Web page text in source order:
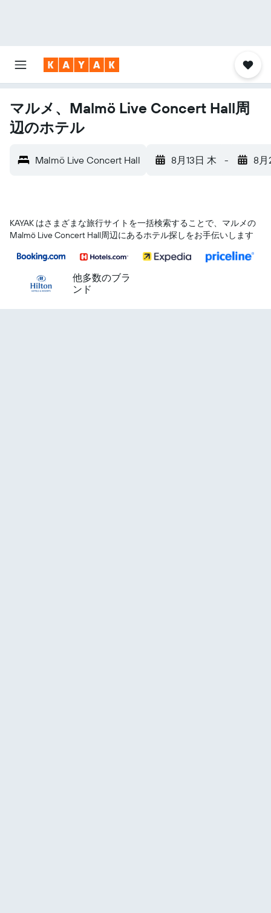
マルメ、Malmö Live Concert Hall周
辺のホテル
Malmö Live Concert Hall 8月13日 木 - 8月
KAYAK はさまざまな旅行サイトを一括検索することで、マルメ​の
Malmö Live Concert Hall​周辺にあるホテル探しをお手伝いします
他多数のブラ
ンド